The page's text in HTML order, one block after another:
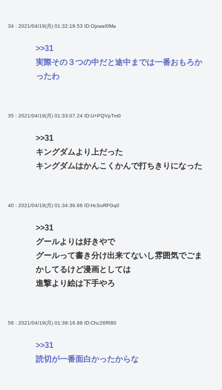
34 : 2021/04/19(月) 01:32:19.53 ID:OjzwaI0Ma
>>31
実際その３つの中だと途中までは一番おもろか
ったわ
35 : 2021/04/19(月) 01:33:07.24 ID:U+PQVpTm0
>>31
キングダムより上だった
キングダムはかんこくかんで打ちきりになった
40 : 2021/04/19(月) 01:34:36.66 ID:HcSoRFGq0
>>31
グールよりは好きやで
グールって書き分け出来てないし雰囲気でごま
かしてるけど漫画としては
進撃より絵は下手やろ
58 : 2021/04/19(月) 01:39:16.88 ID:Chc26RI80
>>31
読切が一番面白かったからな